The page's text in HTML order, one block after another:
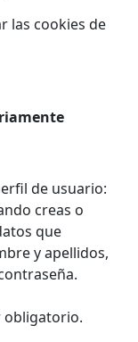
las cookies de
de usuario:
creas o
que
y apellidos,
obligatorio.